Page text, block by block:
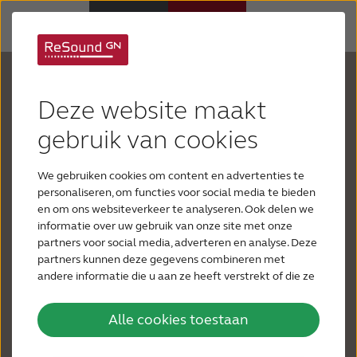
Deze website maakt
gebruik van cookies
We gebruiken cookies om content en advertenties te
personaliseren, om functies voor social media te bieden
en om ons websiteverkeer te analyseren. Ook delen we
informatie over uw gebruik van onze site met onze
partners voor social media, adverteren en analyse. Deze
partners kunnen deze gegevens combineren met
andere informatie die u aan ze heeft verstrekt of die ze
services.
Alle cookies toestaan
Hulp en ondersteuning
Over ReSound
Gehoorverlies
BLOG
VOOR PROFESSIONALS
belangrijk
Elke dag is gevuld met geluiden, maar u heeft
moeite om ze te horen. Mensen mompelen of
fluisteren. Muziek heeft zijn klank verloren. De tv
of radio staat op het hoogste volume. Gesprekken
in restaurants, op rumoerige plaatsen of aan de
telefoon zijn moeilijk, dus u vermijdt sociale
telefoongesprekken. U zwijgt, omdat u zich
schaamt om mensen te vragen hun woorden te